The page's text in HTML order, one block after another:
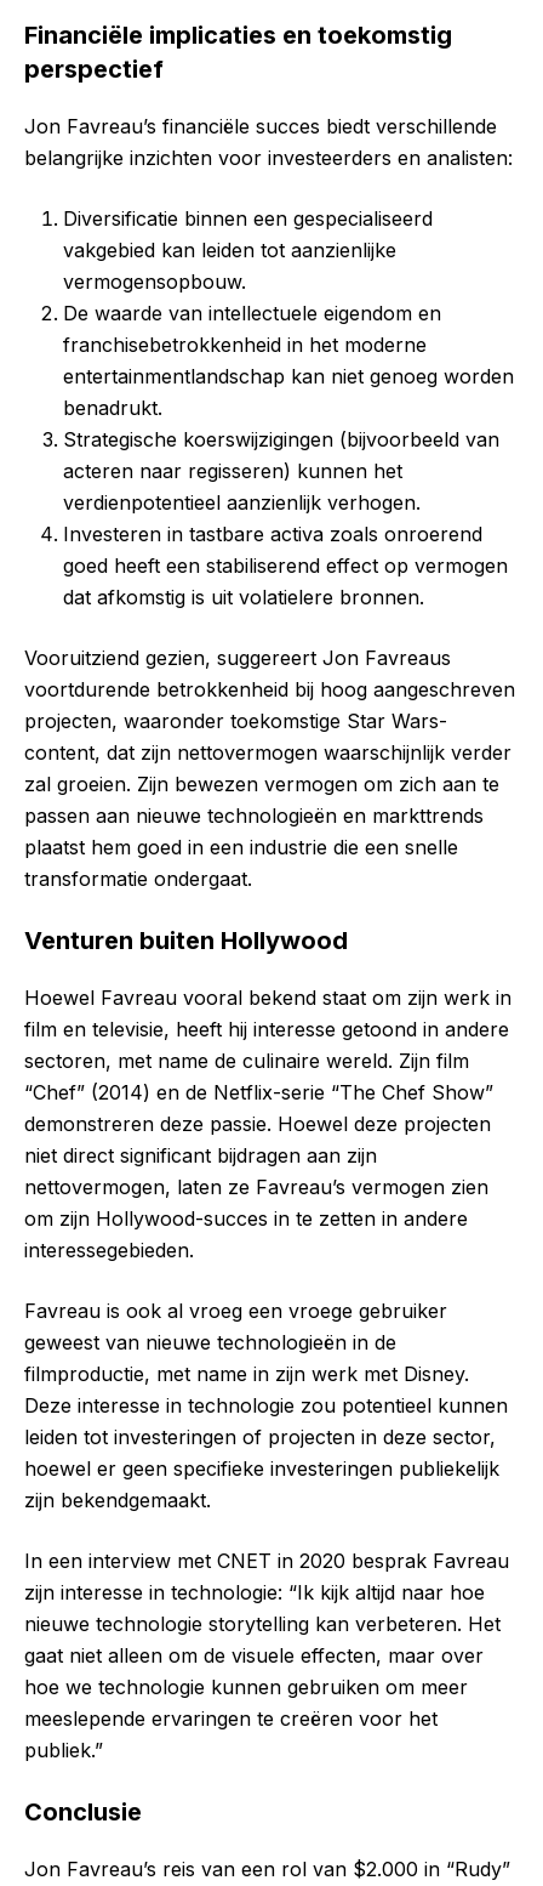
Financiële implicaties en toekomstig
perspectief
Jon Favreau’s financiële succes biedt verschillende
belangrijke inzichten voor investeerders en analisten:
Diversificatie binnen een gespecialiseerd
vakgebied kan leiden tot aanzienlijke
vermogensopbouw.
De waarde van intellectuele eigendom en
franchisebetrokkenheid in het moderne
entertainmentlandschap kan niet genoeg worden
benadrukt.
Strategische koerswijzigingen (bijvoorbeeld van
acteren naar regisseren) kunnen het
verdienpotentieel aanzienlijk verhogen.
Investeren in tastbare activa zoals onroerend
goed heeft een stabiliserend effect op vermogen
dat afkomstig is uit volatielere bronnen.
Vooruitziend gezien, suggereert Jon Favreaus
voortdurende betrokkenheid bij hoog aangeschreven
projecten, waaronder toekomstige Star Wars-
content, dat zijn nettovermogen waarschijnlijk verder
zal groeien. Zijn bewezen vermogen om zich aan te
passen aan nieuwe technologieën en markttrends
plaatst hem goed in een industrie die een snelle
transformatie ondergaat.
Venturen buiten Hollywood
Hoewel Favreau vooral bekend staat om zijn werk in
film en televisie, heeft hij interesse getoond in andere
sectoren, met name de culinaire wereld. Zijn film
“Chef” (2014) en de Netflix-serie “The Chef Show”
demonstreren deze passie. Hoewel deze projecten
niet direct significant bijdragen aan zijn
nettovermogen, laten ze Favreau’s vermogen zien
om zijn Hollywood-succes in te zetten in andere
interessegebieden.
Favreau is ook al vroeg een vroege gebruiker
geweest van nieuwe technologieën in de
filmproductie, met name in zijn werk met Disney.
Deze interesse in technologie zou potentieel kunnen
leiden tot investeringen of projecten in deze sector,
hoewel er geen specifieke investeringen publiekelijk
zijn bekendgemaakt.
In een interview met CNET in 2020 besprak Favreau
zijn interesse in technologie: “Ik kijk altijd naar hoe
nieuwe technologie storytelling kan verbeteren. Het
gaat niet alleen om de visuele effecten, maar over
hoe we technologie kunnen gebruiken om meer
meeslepende ervaringen te creëren voor het
publiek.”
Conclusie
Jon Favreau’s reis van een rol van $2.000 in “Rudy”